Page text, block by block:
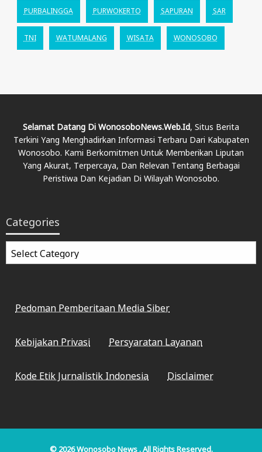
PURBALINGGA PURWOKERTO SAPURAN SAR
TNI WATUMALANG WISATA WONOSOBO
Selamat Datang Di WonosoboNews.web.id, Situs Berita
Terkini Yang Menghadirkan Informasi Terbaru Dari Kabupaten
Wonosobo. Kami Berkomitmen Untuk Memberikan Liputan
Yang Akurat, Terpercaya, Dan Relevan Tentang Berbagai
Peristiwa Dan Kejadian Di Wilayah Wonosobo.
Categories
Categories
Pedoman Pemberitaan Media Siber
Kebijakan Privasi Persyaratan Layanan
Kode Etik Jurnalistik Indonesia Disclaimer
© 2026Wonosobo News. All Rights Reserved.